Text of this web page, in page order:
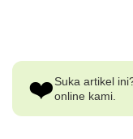
❤️Suka artikel
online kami.